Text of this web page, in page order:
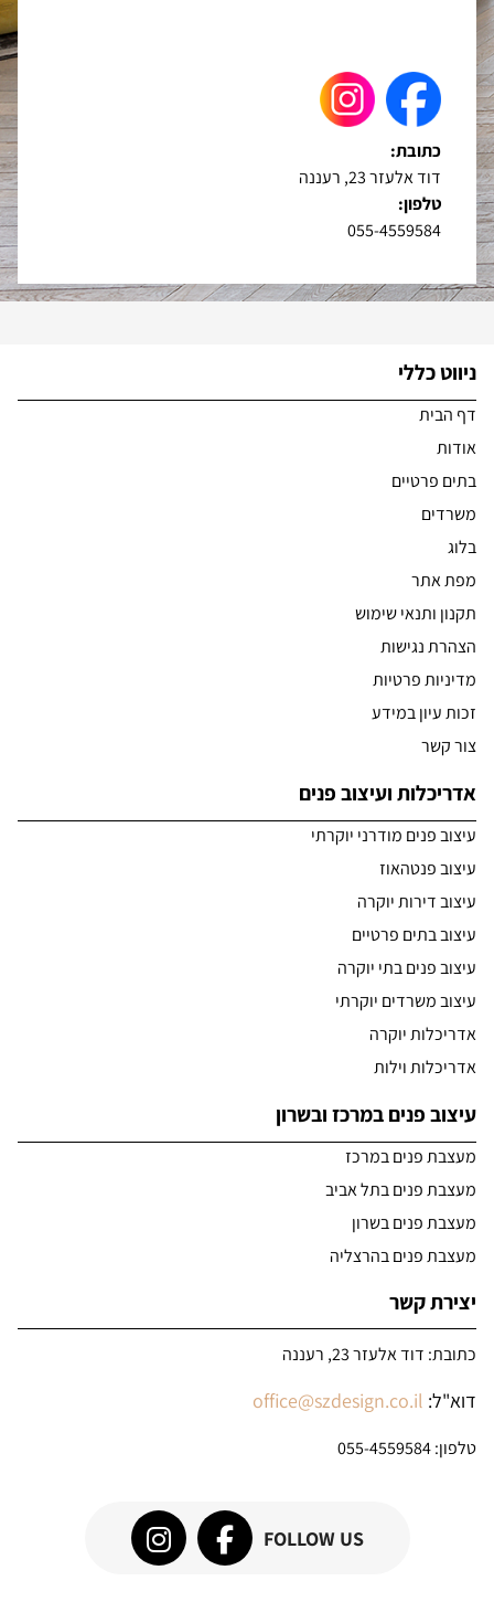
כתובת:
דוד אלעזר 23, רעננה
טלפון:
055-4559584
ניווט כללי
דף הבית
אודות
בתים פרטיים
משרדים
בלוג
מפת אתר
תקנון ותנאי שימוש
הצהרת נגישות
מדיניות פרטיות
זכות עיון במידע
צור קשר
אדריכלות ועיצוב פנים
עיצוב פנים מודרני יוקרתי
עיצוב פנטהאוז
עיצוב דירות יוקרה
עיצוב בתים פרטיים
עיצוב פנים בתי יוקרה
עיצוב משרדים יוקרתי
אדריכלות יוקרה
אדריכלות וילות
עיצוב פנים במרכז ובשרון
מעצבת פנים במרכז
מעצבת פנים בתל אביב
מעצבת פנים בשרון
מעצבת פנים בהרצליה
יצירת קשר
כתובת: דוד אלעזר 23, רעננה
דוא"ל: office@szdesign.co.il
טלפון:
FOLLOW US